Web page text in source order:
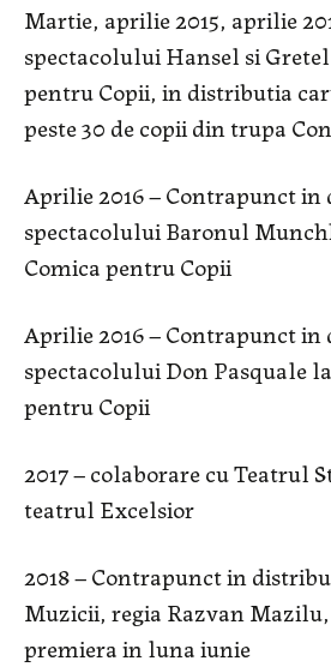
Martie, aprilie 2015, aprilie
spectacolului Hansel si
pentru Copii, in distributia
peste 30 de copii din trupa
Aprilie 2016 – Contrapunct
spectacolului Baronul
Comica pentru Copii
Aprilie 2016 – Contrapunct
spectacolului Don Pasquale
pentru Copii
2017 – colaborare cu Teatrul
teatrul Excelsior
2018 – Contrapunct in
Muzicii, regia Razvan Mazilu,
premiera in luna iunie